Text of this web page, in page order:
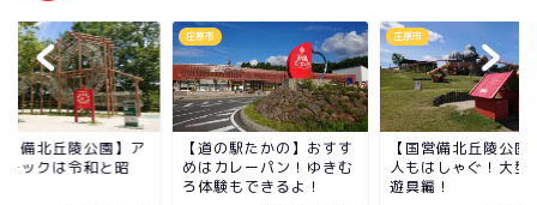
【備北丘陵公園】ア
チックは令和と昭
庄原市
【道の駅たかの】おすす
めはカレーパン！ゆきむ
ろ体験もできるよ！
庄原市
【国営備北丘陵公園
人もはしゃぐ！大型
遊具編！